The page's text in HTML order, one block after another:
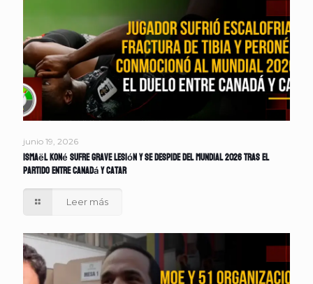
junio 19, 2026
Ismaël Koné sufre grave lesión y se despide del Mundial 2026 tras el
partido entre Canadá y Catar
Leer más